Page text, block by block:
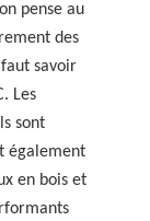
pense au
des
savoir
Les
sont
également
en bois et